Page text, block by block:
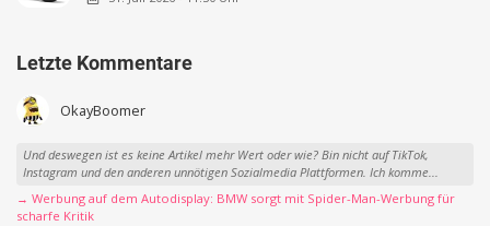
Letzte Kommentare
OkayBoomer
Und deswegen ist es keine Artikel mehr Wert oder wie? Bin nicht auf TikTok,
Instagram und den anderen unnötigen Sozialmedia Plattformen. Ich komme...
→ Werbung auf dem Autodisplay: BMW sorgt mit Spider-Man-Werbung für
scharfe Kritik